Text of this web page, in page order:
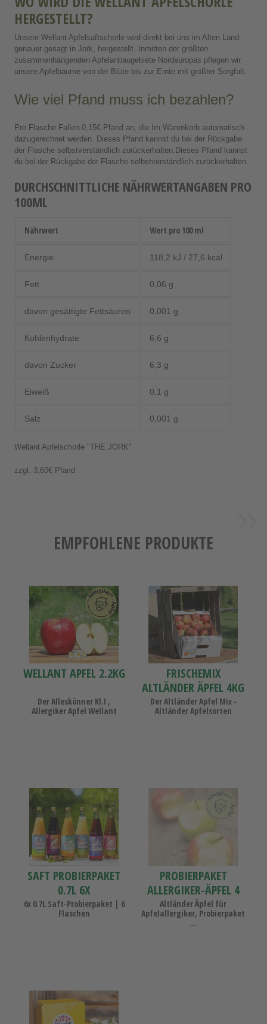
HERGESTELLT?
Unsere Wellant Apfelsaftschorle wird direkt bei uns im Alten Land,
genauer gesagt in Jork, hergestellt. Inmitten der größten
zusammenhängenden Apfelanbaugebiete Nordeuropas pflegen wir
unsere Apfelbäume von der Blüte bis zur Ernte mit größter Sorgfalt.
Wie viel Pfand muss ich bezahlen?
Pro Flasche Fallen 0,15€ Pfand an, die Im Warenkorb automatisch
dazugerechnet werden. Dieses Pfand kannst du bei der Rückgabe
der Flasche selbstverständlich zurückerhalten.Dieses Pfand kannst
du bei der Rückgabe der Flasche selbstverständlich zurückerhalten.
DURCHSCHNITTLICHE NÄHRWERTANGABEN PRO
100ML
Nährwert Wert pro 100 ml
Energie 118,2 kJ / 27,6 kcal
Fett 0,06 g
davon gesättigte Fettsäuren 0,001 g
Kohlenhydrate 6,6 g
davon Zucker 6,3 g
Eiweiß 0,1 g
Salz 0,001 g
Wellant Apfelschorle "THE JORK"
zzgl. 3,60€ Pfand
EMPFOHLENE PRODUKTE
Wellant
Apfel
2.2KG
WELLANT APFEL 2.2KG
Der Alleskönner Kl.I ,
Allergiker Apfel Wellant
Frischemix
Altländer
Äpfel
4KG
FRISCHEMIX
ALTLÄNDER ÄPFEL 4KG
Der Altländer Apfel Mix -
Altländer Apfelsorten
Saft
Probierpaket
SAFT PROBIERPAKET
0.7L 6X
6x 0.7L Saft-Probierpaket | 6
Flaschen
Probierpaket
Allergiker-
PROBIERPAKET
ALLERGIKER-ÄPFEL 4
SORTEN
Altländer Äpfel für
Apfelallergiker, Probierpaket
...
Apfelsaft
Kissabel